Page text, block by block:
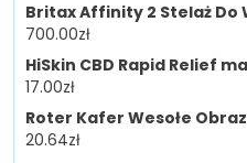
Britax Affinity 2 Stelaż Do
700.00zł
HiSkin CBD Rapid Relief
17.00zł
Roter Kafer Wesołe
20.64zł